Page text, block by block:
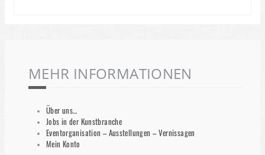
MEHR INFORMATIONEN
Über uns…
Jobs in der Kunstbranche
Eventorganisation – Ausstellungen – Vernissagen
Mein Konto